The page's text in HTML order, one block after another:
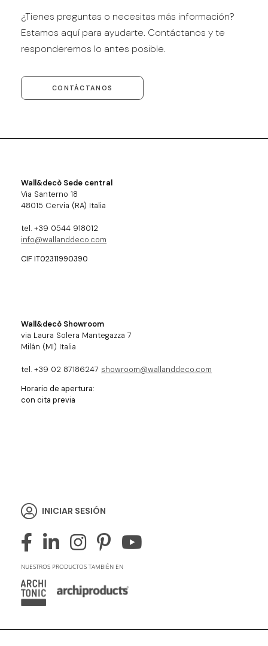
¿Tienes preguntas o necesitas más información?
Estamos aquí para ayudarte. Contáctanos y te
responderemos lo antes posible.
CONTÁCTANOS
Wall&decò Sede central
Via Santerno 18
48015 Cervia (RA) Italia
tel. +39 0544 918012
info@wallanddeco.com
CIF IT02311990390
Wall&decò Showroom
via Laura Solera Mantegazza 7
Milán (MI) Italia
tel. +39 02 87186247 showroom@wallanddeco.com
Horario de apertura:
con cita previa
INICIAR SESIÓN
NUESTROS PRODUCTOS TAMBIÉN EN